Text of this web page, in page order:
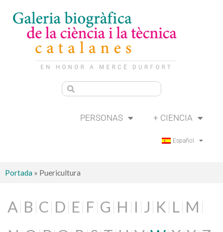
PERSONAS + CIENCIA
Español
Portada » Puericultura
A B C D E F G H I J K L M